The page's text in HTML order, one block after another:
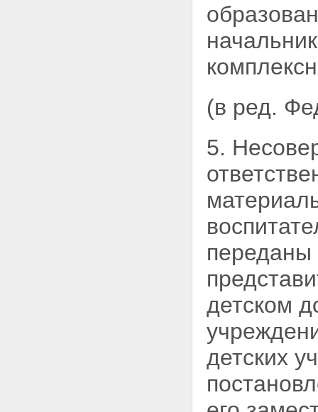
(в ред.
5.
переданы
детском
детских